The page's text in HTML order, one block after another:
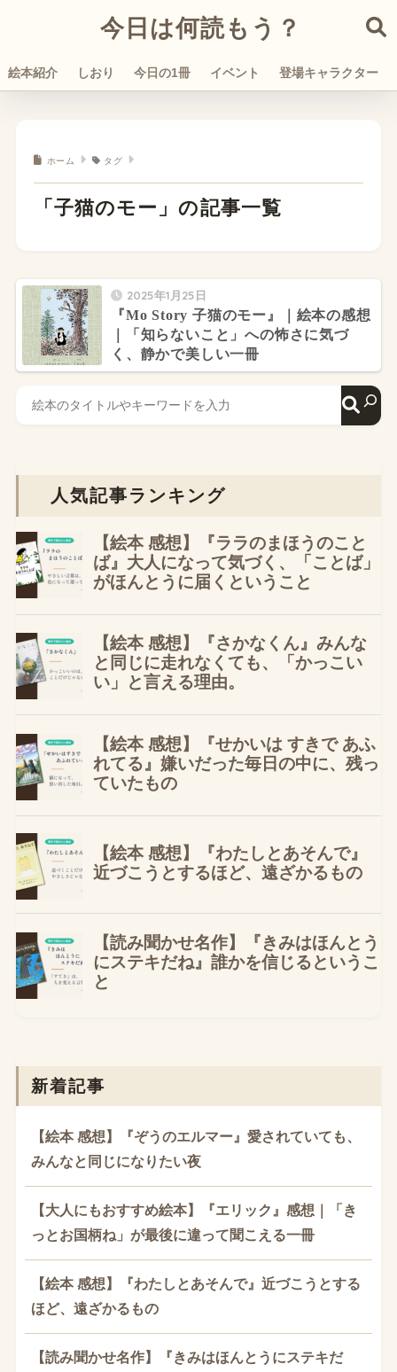
今日は何読もう？
絵本紹介 しおり 今日の1冊 イベント 登場キャラクター
ホーム タグ
「子猫のモー」の記事一覧
2025年1月25日
『Mo Story 子猫のモー』｜絵本の感想
｜「知らないこと」への怖さに気づ
く、静かで美しい一冊
人気記事ランキング
新着記事
【絵本 感想】『ぞうのエルマー』愛されていても、
みんなと同じになりたい夜
【大人にもおすすめ絵本】『エリック』感想｜「き
っとお国柄ね」が最後に違って聞こえる一冊
【絵本 感想】『わたしとあそんで』近づこうとする
ほど、遠ざかるもの
【読み聞かせ名作】『きみはほんとうにステキだ